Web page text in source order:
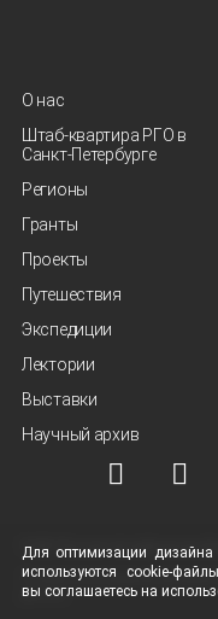
О нас
Штаб-квартира РГО в
Санкт‑Петербурге
Регионы
Гранты
Проекты
Путешествия
Экспедиции
Лектории
Выставки
Научный архив
© ВОО "Русское географическое
Условия использования
данных
Для оптимизации дизайна
используются cookie-
вы соглашаетесь на